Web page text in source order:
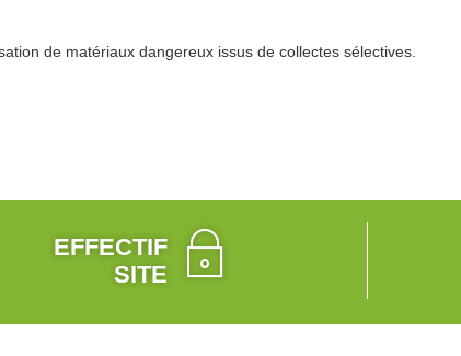
de matériaux dangereux issus de collectes sélectives.
EFFECTIF
SITE